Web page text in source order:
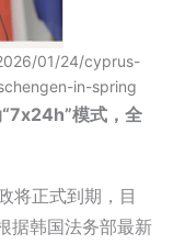
01/24/cyprus-
in-spring
“7x24h”模式，全
将正式到期，目
据韩国法务部最新